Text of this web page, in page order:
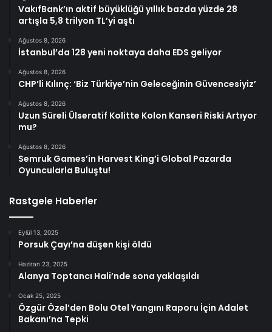
VakıfBank’ın aktif büyüklüğü yıllık bazda yüzde 28
artışla 5,8 trilyon TL’yi aştı
Ağustos 8, 2026
İstanbul’da 128 yeni noktaya daha EDS geliyor
Ağustos 8, 2026
CHP’li Kılınç: ‘Biz Türkiye’nin Geleceğinin Güvencesiyiz’
Ağustos 8, 2026
Uzun Süreli Ülseratif Kolitte Kolon Kanseri Riski Artıyor
mu?
Ağustos 8, 2026
Semruk Games’in Harvest King’i Global Pazarda
Oyuncularla Buluştu!
Rastgele Haberler
Eylül 13, 2025
Porsuk Çayı’na düşen kişi öldü
Haziran 23, 2025
Alanya Toptancı Hali’nde sona yaklaşıldı
Ocak 25, 2025
Özgür Özel’den Bolu Otel Yangını Raporu İçin Adalet
Bakanı’na Tepki